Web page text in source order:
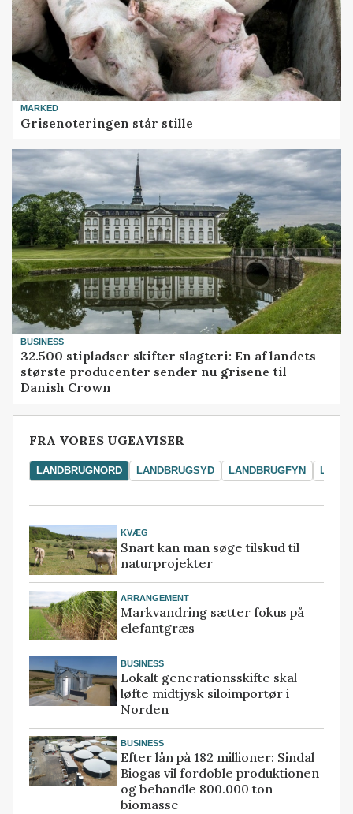
MARKED
Grisenoteringen står stille
BUSINESS
32.500 stipladser skifter slagteri: En af landets
største producenter sender nu grisene til
Danish Crown
FRA VORES UGEAVISER
LANDBRUGNORD LANDBRUGSYD LANDBRUGFYN
KVÆG
Snart kan man søge tilskud til
naturprojekter
ARRANGEMENT
Markvandring sætter fokus på
elefantgræs
BUSINESS
Lokalt generationsskifte skal
løfte midtjysk siloimportør i
Norden
BUSINESS
Efter lån på 182 millioner: Sindal
Biogas vil fordoble produktionen
og behandle 800.000 ton
biomasse